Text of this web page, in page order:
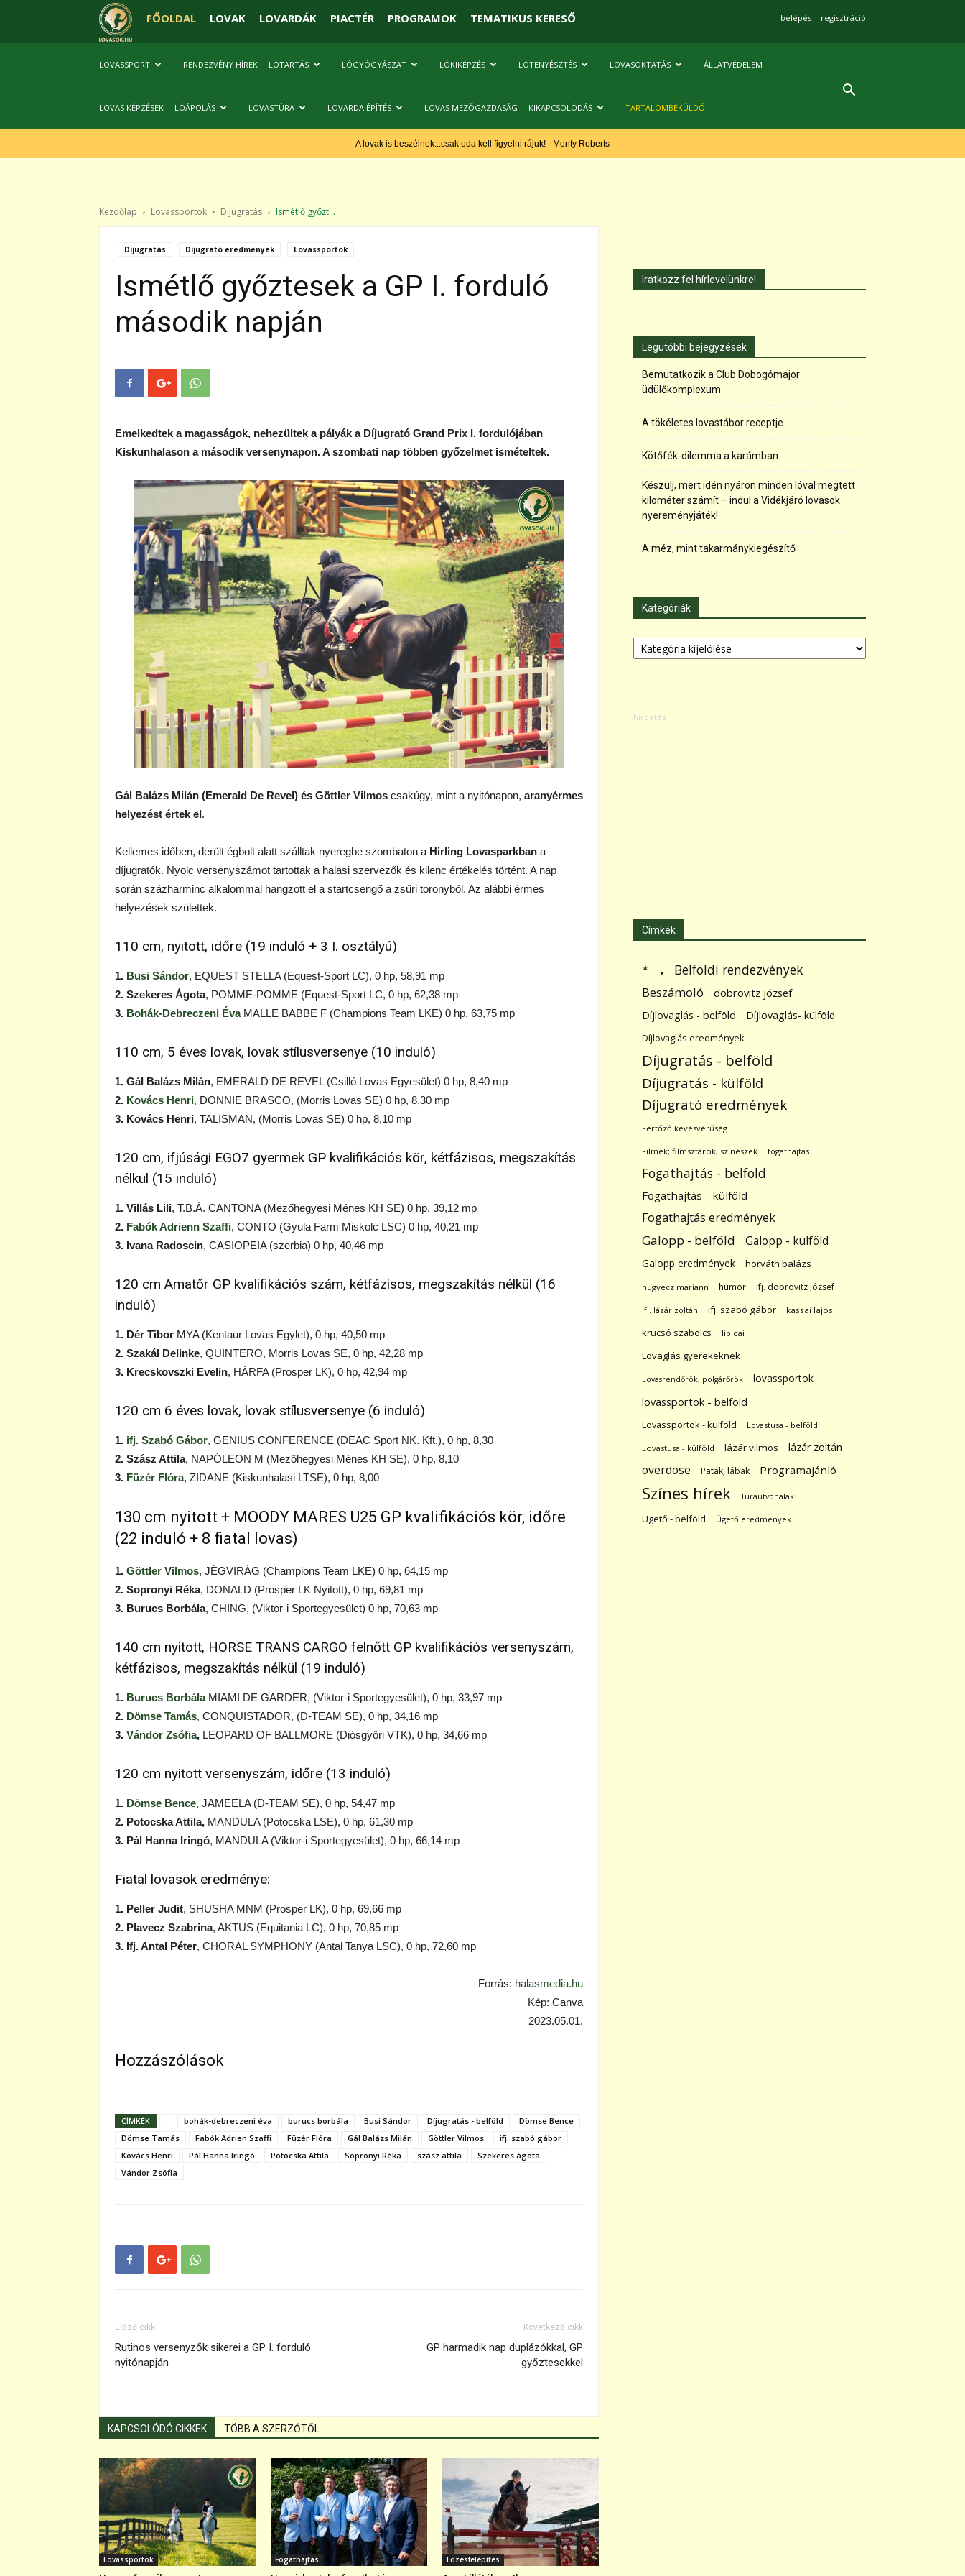
FŐOLDAL LOVAK LOVARDÁK PIACTÉR PROGRAMOK TEMATIKUS KERESŐ belépés | regisztráció
LOVASSPORT RENDEZVÉNY HÍREK LÓTARTÁS LÓGYÓGYÁSZAT LÓKIKÉPZÉS LÓTENYÉSZTÉS LOVASOKTATÁS ÁLLATVÉDELEM
LOVAS KÉPZÉSEK LÓÁPOLÁS LOVASTÚRA LOVARDA ÉPÍTÉS LOVAS MEZŐGAZDASÁG KIKAPCSOLÓDÁS TARTALOMBEKÜLDŐ
A lovak is beszélnek...csak oda kell figyelni rájuk! - Monty Roberts
Kezdőlap Lovassportok Díjugratás Ismétlő győzt...
Díjugratás Díjugrató eredmények Lovassportok
Ismétlő győztesek a GP I. forduló
második napján
Emelkedtek a magasságok, nehezültek a pályák a Díjugrató Grand Prix I. fordulójában
Kiskunhalason a második versenynapon. A szombati nap többen győzelmet ismételtek.
Gál Balázs Milán (Emerald De Revel) és Göttler Vilmos csakúgy, mint a nyitónapon, aranyérmes
helyezést értek el.
Kellemes időben, derült égbolt alatt szálltak nyeregbe szombaton a Hirling Lovasparkban a
díjugratók. Nyolc versenyszámot tartottak a halasi szervezők és kilenc értékelés történt. A nap
során százharminc alkalommal hangzott el a startcsengő a zsűri toronyból. Az alábbi érmes
helyezések születtek.
110 cm, nyitott, időre (19 induló + 3 I. osztályú)
1. Busi Sándor, EQUEST STELLA (Equest-Sport LC), 0 hp, 58,91 mp
2. Szekeres Ágota, POMME-POMME (Equest-Sport LC, 0 hp, 62,38 mp
3. Bohák-Debreczeni Éva MALLE BABBE F (Champions Team LKE) 0 hp, 63,75 mp
110 cm, 5 éves lovak, lovak stílusversenye (10 induló)
1. Gál Balázs Milán, EMERALD DE REVEL (Csilló Lovas Egyesület) 0 hp, 8,40 mp
2. Kovács Henri, DONNIE BRASCO, (Morris Lovas SE) 0 hp, 8,30 mp
3. Kovács Henri, TALISMAN, (Morris Lovas SE) 0 hp, 8,10 mp
120 cm, ifjúsági EGO7 gyermek GP kvalifikációs kör, kétfázisos, megszakítás
nélkül (15 induló)
1. Villás Lili, T.B.Á. CANTONA (Mezőhegyesi Ménes KH SE) 0 hp, 39,12 mp
2. Fabók Adrienn Szaffi, CONTO (Gyula Farm Miskolc LSC) 0 hp, 40,21 mp
3. Ivana Radoscin, CASIOPEIA (szerbia) 0 hp, 40,46 mp
120 cm Amatőr GP kvalifikációs szám, kétfázisos, megszakítás nélkül (16
induló)
1. Dér Tibor MYA (Kentaur Lovas Egylet), 0 hp, 40,50 mp
2. Szakál Delinke, QUINTERO, Morris Lovas SE, 0 hp, 42,28 mp
3. Krecskovszki Evelin, HÁRFA (Prosper LK), 0 hp, 42,94 mp
120 cm 6 éves lovak, lovak stílusversenye (6 induló)
1. ifj. Szabó Gábor, GENIUS CONFERENCE (DEAC Sport NK. Kft.), 0 hp, 8,30
2. Szász Attila, NAPÓLEON M (Mezőhegyesi Ménes KH SE), 0 hp, 8,10
3. Füzér Flóra, ZIDANE (Kiskunhalasi LTSE), 0 hp, 8,00
130 cm nyitott + MOODY MARES U25 GP kvalifikációs kör, időre
(22 induló + 8 fiatal lovas)
1. Göttler Vilmos, JÉGVIRÁG (Champions Team LKE) 0 hp, 64,15 mp
2. Sopronyi Réka, DONALD (Prosper LK Nyitott), 0 hp, 69,81 mp
3. Burucs Borbála, CHING, (Viktor-i Sportegyesület) 0 hp, 70,63 mp
140 cm nyitott, HORSE TRANS CARGO felnőtt GP kvalifikációs versenyszám,
kétfázisos, megszakítás nélkül (19 induló)
1. Burucs BorbálaMIAMI DE GARDER, (Viktor-i Sportegyesület), 0 hp, 33,97 mp
2. Dömse Tamás, CONQUISTADOR, (D-TEAM SE), 0 hp, 34,16 mp
3. Vándor Zsófia, LEOPARD OF BALLMORE (Diósgyőri VTK), 0 hp, 34,66 mp
120 cm nyitott versenyszám, időre (13 induló)
1. Dömse Bence, JAMEELA (D-TEAM SE), 0 hp, 54,47 mp
2. Potocska Attila, MANDULA (Potocska LSE), 0 hp, 61,30 mp
3. Pál Hanna Iringó, MANDULA (Viktor-i Sportegyesület), 0 hp, 66,14 mp
Fiatal lovasok eredménye:
1. Peller Judit, SHUSHA MNM (Prosper LK), 0 hp, 69,66 mp
2. Plavecz Szabrina, AKTUS (Equitania LC), 0 hp, 70,85 mp
3. Ifj. Antal Péter, CHORAL SYMPHONY (Antal Tanya LSC), 0 hp, 72,60 mp
Forrás: halasmedia.hu
Kép: Canva
2023.05.01.
Hozzászólások
CÍMKÉK . bohák-debreczeni éva burucs borbála Busi Sándor Díjugratás - belföld
Dömse Bence
Dömse Tamás
Fabók Adrien Szaffi Füzér Flóra Gál Balázs Milán Göttler Vilmos
ifj. szabó gábor
Kovács Henri
Pál Hanna Iringó Potocska Attila Sopronyi Réka szász attila
Szekeres ágota
Vándor Zsófia
Előző cikk
Rutinos versenyzők sikerei a GP I. forduló
nyitónapján
Következő cikk
GP harmadik nap duplázókkal, GP
győztesekkel
KAPCSOLÓDÓ CIKKEK TÖBB A SZERZŐTŐL
Lovassportok Fogathajtás Edzésfelépítés
Iratkozz fel hírlevelünkre!
Legutóbbi bejegyzések
Bemutatkozik a Club Dobogómajor
üdülőkomplexum
A tökéletes lovastábor receptje
Kötőfék-dilemma a karámban
Készülj, mert idén nyáron minden lóval megtett
kilométer számít – indul a Vidékjáró lovasok
nyereményjáték!
A méz, mint takarmánykiegészítő
Kategóriák
Kategóriák
Címkék
* . Belföldi rendezvények
Beszámoló dobrovitz józsef
Díjlovaglás - belföld Díjlovaglás- külföld
Díjlovaglás eredmények
Díjugratás - belföld
Díjugratás - külföld
Díjugrató eredmények
Fertőző kevésvérűség
Filmek; filmsztárok; színészek fogathajtás
Fogathajtás - belföld
Fogathajtás - külföld
Fogathajtás eredmények
Galopp - belföld Galopp - külföld
Galopp eredmények horváth balázs
hugyecz mariann humor ifj. dobrovitz józsef
ifj. lázár zoltán ifj. szabó gábor kassai lajos
krucsó szabolcs lipicai
Lovaglás gyerekeknek
Lovasrendőrök; polgárőrök
lovassportok
lovassportok - belföld
Lovassportok - külföld Lovastusa - belföld
Lovastusa - külföld lázár vilmos lázár zoltán
overdose Paták; lábak Programajánló
Színes hírek Túraútvonalak
Ügető - belföld Ügető eredmények